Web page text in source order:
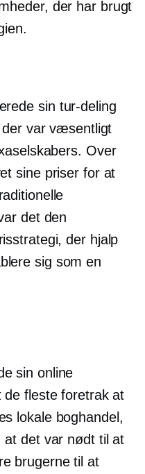
der har brugt
sin tur-deling
var væsentligt
Over
sine priser for at
det den
der hjalp
sig som en
sin online
de fleste foretrak at
lokale boghandel,
at det var nødt til at
brugerne til at